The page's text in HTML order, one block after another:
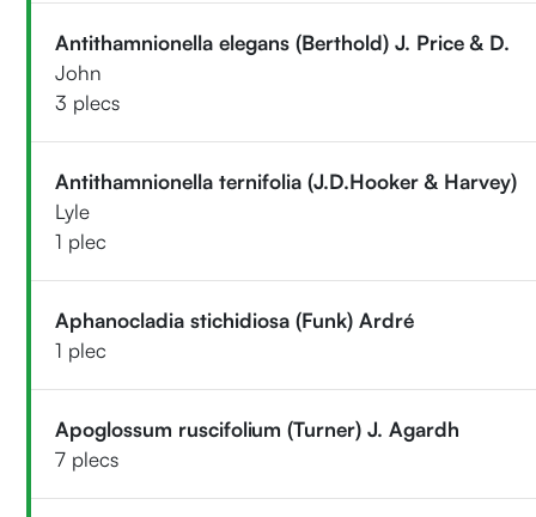
Antithamnionella elegans (Berthold) J. Price & D.
John
3 plecs
Antithamnionella ternifolia (J.D.Hooker & Harvey)
Lyle
1 plec
Aphanocladia stichidiosa (Funk) Ardré
1 plec
Apoglossum ruscifolium (Turner) J. Agardh
7 plecs